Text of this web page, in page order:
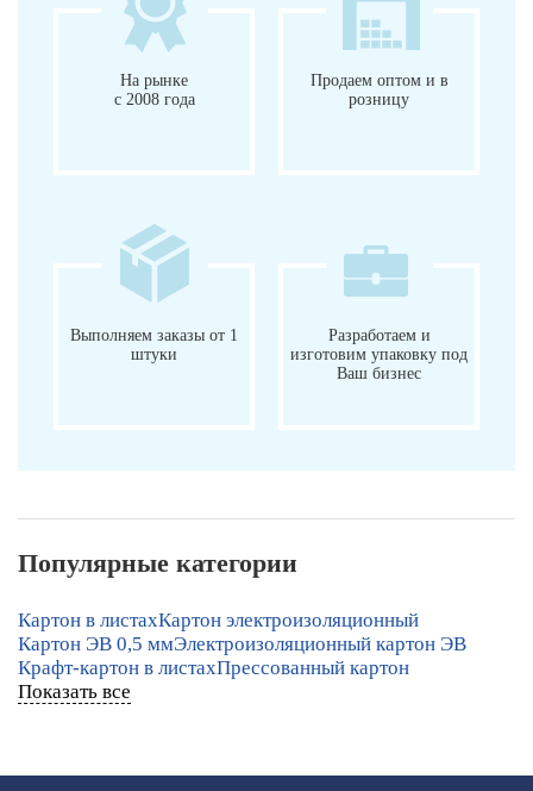
На рынке
с 2008 года
Продаем оптом и в
розницу
Выполняем заказы от 1
штуки
Разработаем и
изготовим упаковку под
Ваш бизнес
Популярные категории
Картон в листахКартон электроизоляционный
Картон ЭВ 0,5 ммЭлектроизоляционный картон ЭВ
Крафт-картон в листахПрессованный картон
Показать все